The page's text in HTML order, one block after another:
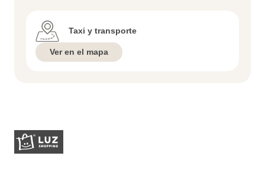
Taxi y transporte
Ver en el mapa